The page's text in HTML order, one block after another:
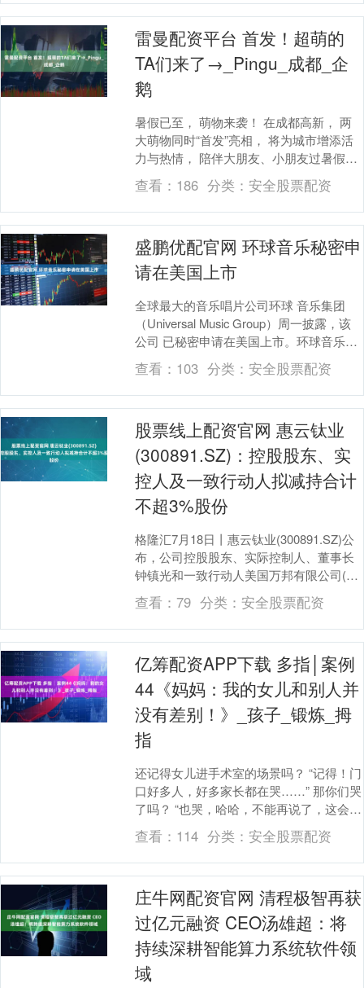
雷曼配资平台 首发！超萌的
TA们来了→_Pingu_成都_企
鹅
暑假已至， 萌物来袭！ 在成都高新， 两
大萌物同时“首发”亮相， 将为城市增添活
力与热情， 陪伴大朋友、小朋友过暑假。
TA们就是 👇👇👇 西南首发 Pingu....
查看： 186 分类： 安全股票配资
盛鹏优配官网 环球音乐秘密申
请在美国上市
全球最大的音乐唱片公司环球 音乐集团
（Universal Music Group）周一披露，该
公司 已秘密申请在美国上市。环球音乐的
主要上市地在荷兰，该公司没有....
查看： 103 分类： 安全股票配资
股票线上配资官网 惠云钛业
(300891.SZ)：控股股东、实
控人及一致行动人拟减持合计
不超3%股份
格隆汇7月18日丨惠云钛业(300891.SZ)公
布，公司控股股东、实际控制人、董事长
钟镇光和一致行动人美国万邦有限公司(简
称“美国万邦”)，计划在公告披露之日....
查看：79 分类： 安全股票配资
亿筹配资APP下载 多指│案例
44《妈妈：我的女儿和别人并
没有差别！》_孩子_锻炼_拇
指
还记得女儿进手术室的场景吗？ “记得！门
口好多人，好多家长都在哭……” 那你们哭
了吗？ “也哭，哈哈，不能再说了，这会儿
又想哭了……” 一向乐观的妈妈在谈起女
儿....
查看： 114 分类： 安全股票配资
庄牛网配资官网 清程极智再获
过亿元融资 CEO汤雄超：将
持续深耕智能算力系统软件领
域